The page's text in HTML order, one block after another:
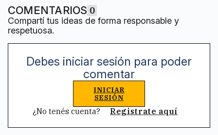
COMENTARIOS 0
Compartí tus ideas de forma responsable y
respetuosa.
Debes iniciar sesión para poder
comentar
INICIAR
SESIÓN
¿No tenés cuenta? Registrate aquí